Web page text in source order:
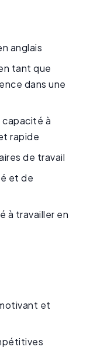
anglais
tant que
dans une
à
rapide
de travail
et de
à travailler en
et